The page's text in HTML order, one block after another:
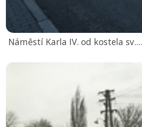
Náměstí Karla IV. od kostela sv....